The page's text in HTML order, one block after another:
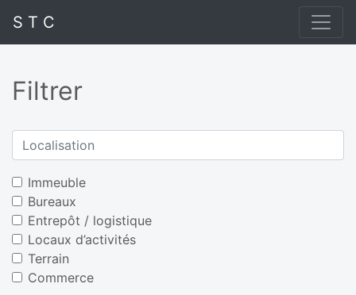
S T C
Filtrer
Immeuble
Bureaux
Entrepôt / logistique
Locaux d’activités
Terrain
Commerce